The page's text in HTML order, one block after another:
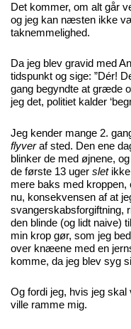
Det kommer, om alt går
og jeg kan næsten ikke
taknemmelighed.
Da jeg blev gravid med
tidspunkt og sige: ”Dér!
gang begyndte at græde
jeg det, politiet kalder
Jeg kender mange 2.
flyveraf sted. Den ene
blinker de med øjnene,
de første 13 uger sletikke
mere baks med kroppen,
nu, konsekvensen af at
svangerskabsforgiftning,
den blinde (og lidt naive)
min krop gør, som jeg
over knæene med en
komme, da jeg blev syg
Og fordi jeg, hvis jeg
ville ramme mig.